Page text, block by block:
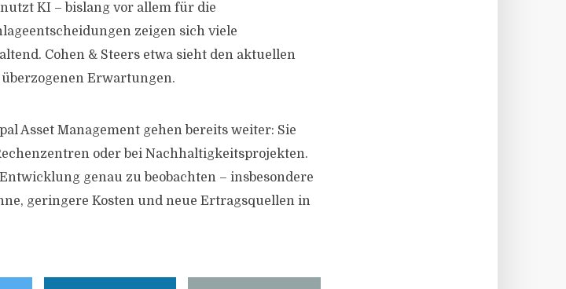
KI – bislang vor allem für die
zeigen sich viele
Cohen & Steers etwa sieht den aktuellen
Erwartungen.
Asset Management gehen bereits weiter: Sie
oder bei Nachhaltigkeitsprojekten.
genau zu beobachten – insbesondere
geringere Kosten und neue Ertragsquellen in